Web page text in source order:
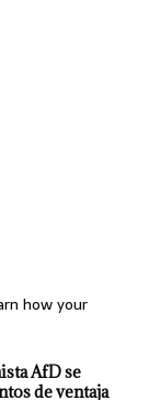
how your
AfD se
de ventaja